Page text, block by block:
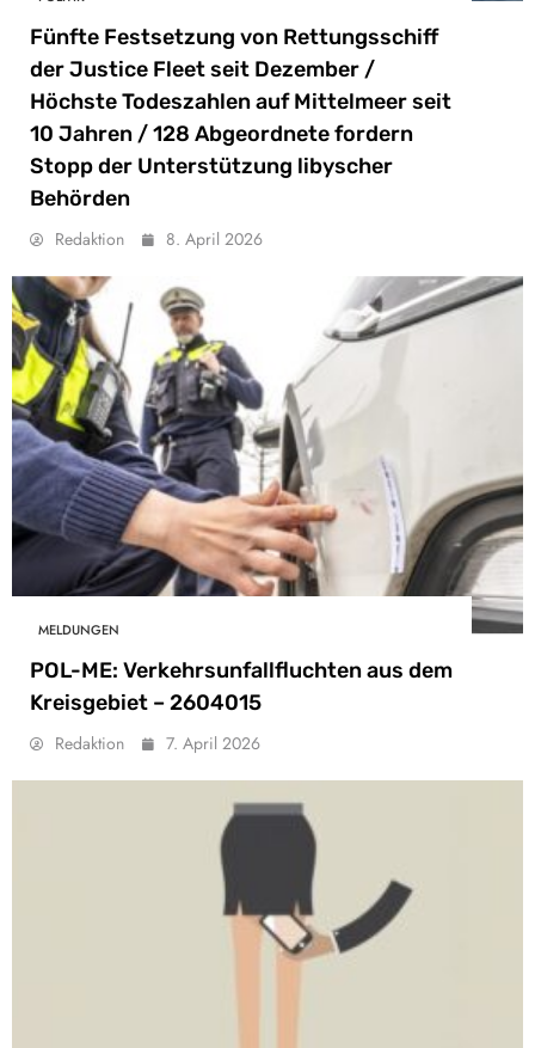
Fünfte Festsetzung von Rettungsschiff
der Justice Fleet seit Dezember /
Höchste Todeszahlen auf Mittelmeer seit
10 Jahren / 128 Abgeordnete fordern
Stopp der Unterstützung libyscher
Behörden
Redaktion 8. April 2026
MELDUNGEN
POL-ME: Verkehrsunfallfluchten aus dem
Kreisgebiet – 2604015
Redaktion 7. April 2026